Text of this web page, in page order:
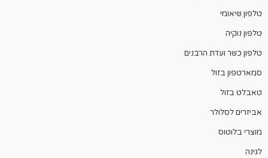
טלפון שיאומי
טלפון נוקיה
טלפון כשר ועדת הרבנים
סמארטפון בזול
טאבלט בזול
אביזרים לסלולר
מוצרי בלוטוס
לגינה